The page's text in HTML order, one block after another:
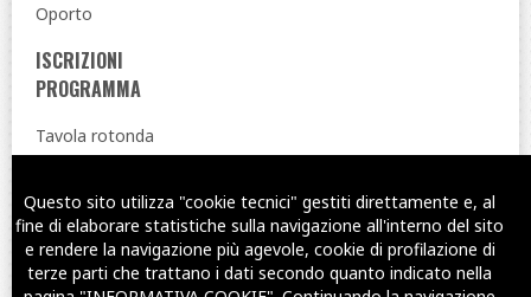
Questo sito utilizza "cookie tecnici" gestiti direttamente e, al
fine di elaborare statistiche sulla navigazione all'interno del sito
e rendere la navigazione più agevole, cookie di profilazione di
terze parti che trattano i dati secondo quanto indicato nella
Oporto
ISCRIZIONI
PROGRAMMA
Tavola rotonda
Twitter
Facebook
© Copyright 2016-2026 - CSU "Salvatore Puledda" e CSU "Ti con Zero"